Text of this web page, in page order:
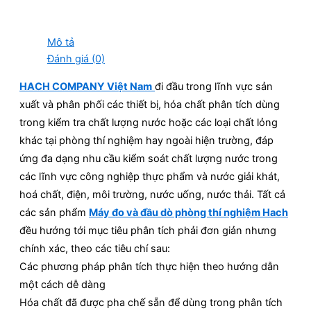
Mô tả
Đánh giá (0)
HACH COMPANY Việt Nam đi đầu trong lĩnh vực sản
xuất và phân phối các thiết bị, hóa chất phân tích dùng
trong kiểm tra chất lượng nước hoặc các loại chất lỏng
khác tại phòng thí nghiệm hay ngoài hiện trường, đáp
ứng đa dạng nhu cầu kiểm soát chất lượng nước trong
các lĩnh vực công nghiệp thực phẩm và nước giải khát,
hoá chất, điện, môi trường, nước uống, nước thải. Tất cả
các sản phẩm Máy đo và đầu dò phòng thí nghiệm Hach
đều hướng tới mục tiêu phân tích phải đơn giản nhưng
chính xác, theo các tiêu chí sau:
Các phương pháp phân tích thực hiện theo hướng dẫn
một cách dễ dàng
Hóa chất đã được pha chế sẵn để dùng trong phân tích